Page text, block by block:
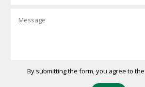
By submitting the form, you agree to the